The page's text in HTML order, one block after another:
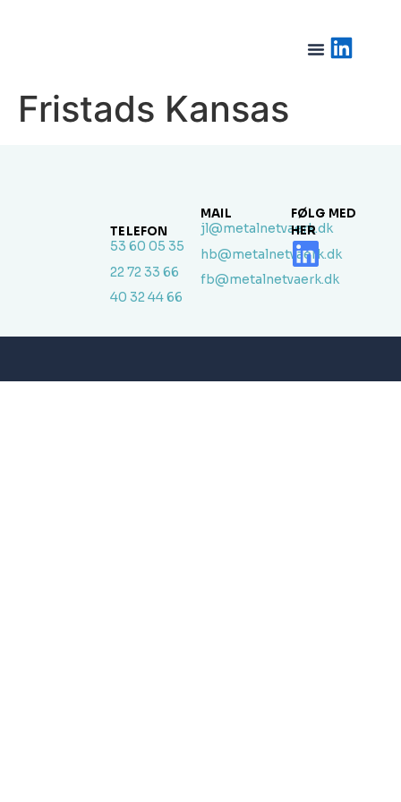
Fristads Kansas
TELEFON
53 60 05 35
22 72 33 66
40 32 44 66
MAIL
jl@metalnetvaerk.dk
hb@metalnetvaerk.dk
fb@metalnetvaerk.dk
FØLG MED
HER